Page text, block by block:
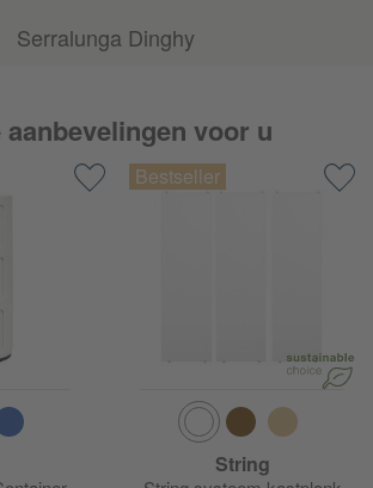
Serralunga Dinghy
aanbevelingen voor u
String